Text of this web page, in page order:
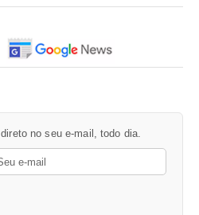
direto no seu e-mail, todo dia.